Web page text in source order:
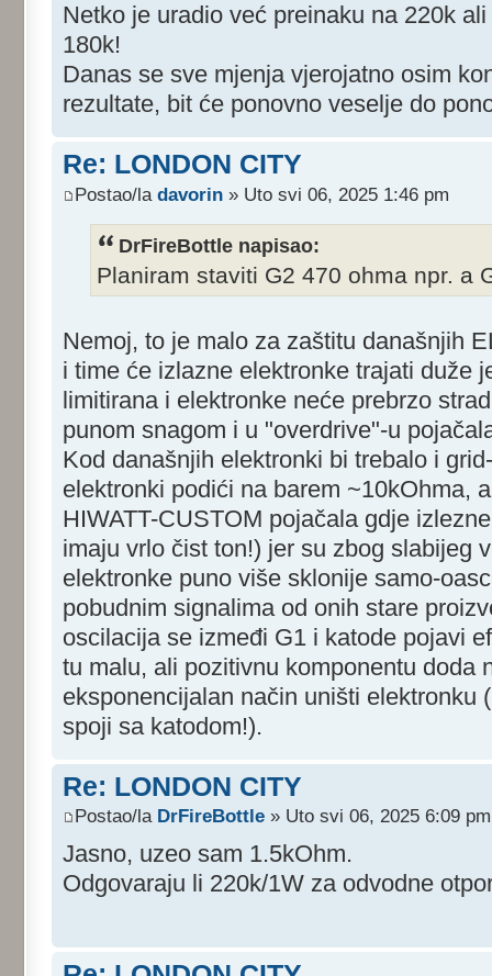
Netko je uradio već preinaku na 220k
180k!
Danas se sve mjenja vjerojatno osim
rezultate, bit će ponovno veselje do
Re: LONDON CITY
Postao/la davorin » Uto svi 06, 2025 1:46 pm
DrFireBottle napisao:
Planiram staviti G2 470 ohma npr. a
Nemoj, to je malo za zaštitu današnjih
i time će izlazne elektronke trajati duže
limitirana i elektronke neće prebrzo
punom snagom i u "overdrive"-u
Kod današnjih elektronki bi trebalo i
elektronki podići na barem ~10kOhma,
HIWATT-CUSTOM pojačala gdje
imaju vrlo čist ton!) jer su zbog slabijeg
elektronke puno više sklonije samo-
pobudnim signalima od onih stare
oscilacija se izmeđi G1 i katode pojavi
tu malu, ali pozitivnu komponentu doda
eksponencijalan način uništi elektronku
spoji sa katodom!).
Re: LONDON CITY
Postao/la DrFireBottle » Uto svi 06, 2025 6:09 pm
Jasno, uzeo sam 1.5kOhm.
Odgovaraju li 220k/1W za odvodne